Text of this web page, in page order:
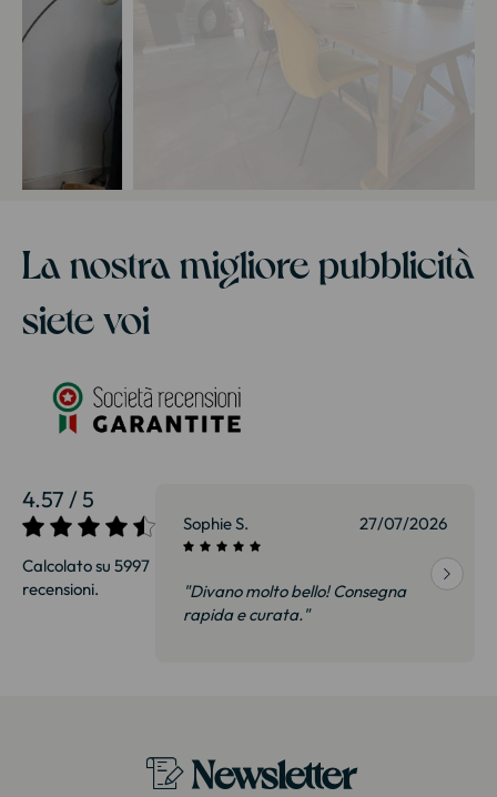
La nostra migliore pubblicità
siete voi
4.57 / 5
Calcolato su 5997
recensioni.
27/07/2026 Sophie S. 27/07/2026
"Divano molto bello! Consegna
rapida e curata."
Newsletter